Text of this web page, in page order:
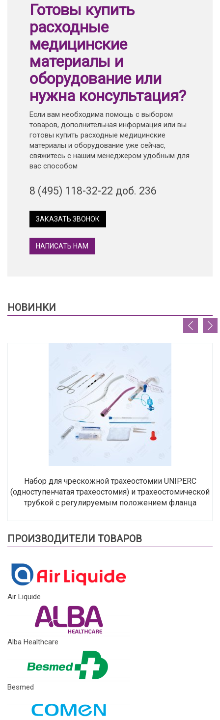
Готовы купить
расходные
медицинские
материалы и
оборудование или
нужна консультация?
Если вам необходима помощь с выбором
товаров, дополнительная информация или вы
готовы купить расходные медицинские
материалы и оборудование уже сейчас,
свяжитесь с нашим менеджером удобным для
вас способом
8 (495) 118-32-22 доб. 236
ЗАКАЗАТЬ ЗВОНОК
НАПИСАТЬ НАМ
НОВИНКИ
Набор для чрескожной трахеостомии UNIPERC
(одноступенчатая трахеостомия) и трахеостомической
трубкой с регулируемым положением фланца
ПРОИЗВОДИТЕЛИ ТОВАРОВ
Air Liquide
Alba Healthcare
Besmed